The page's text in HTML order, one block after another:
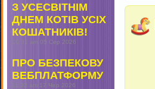
З УСЕСВІТНІМ
ДНЕМ КОТІВ УСІХ
КОШАТНИКІВ!
10:31 am 05 Сер 2026
ПРО БЕЗПЕКОВУ
ВЕБПЛАТФОРМУ
11:32 am 17 Чер 2026